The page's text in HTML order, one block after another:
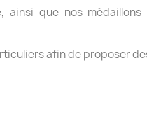
que nos
afin de proposer